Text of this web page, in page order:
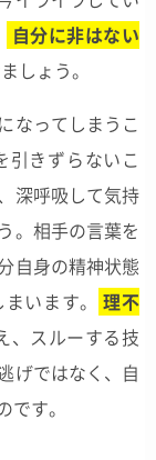
自分に非はない
しょう。
なってしまうこ
引きずらないこ
深呼吸して気持
。相手の言葉を
自身の精神状態
います。
理不
、スルーする技
げではなく、自
す。